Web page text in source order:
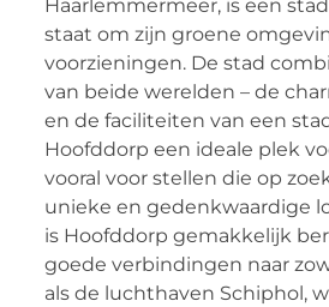
Haarlemmermeer, is een
staat om zijn groene
voorzieningen. De stad
van beide werelden – de
en de faciliteiten van een
Hoofddorp een ideale plek
vooral voor stellen die op
unieke en gedenkwaardige
is Hoofddorp gemakkelijk
goede verbindingen naar
als de luchthaven Schiphol,